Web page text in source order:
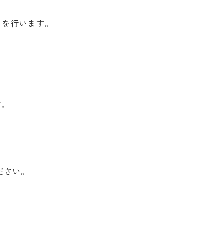
行います。
い。